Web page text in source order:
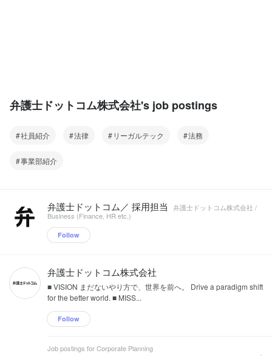
弁護士ドットコム株式会社's job postings
社員紹介 法律 リーガルテック 法務
事業部紹介
弁護士ドットコム／ 採用担当
弁護士ドットコム株式会社 /
Business (Finance, HR etc.)
Follow
弁護士ドットコム株式会社
■ VISION まだないやり方で、世界を前へ。 Drive a paradigm shift
for the better world. ■ MISS...
Follow
Job postings for Corporate Planning